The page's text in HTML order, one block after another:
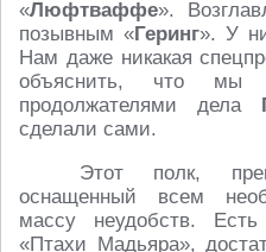
«Люфтваффе».
позывным «Геринг». У
Нам даже никакая
объяснить, что мы
продолжателями дела
сделали сами.
Этот полк,
оснащенный всем
массу неудобств.
«Птахи Мадьяра»,